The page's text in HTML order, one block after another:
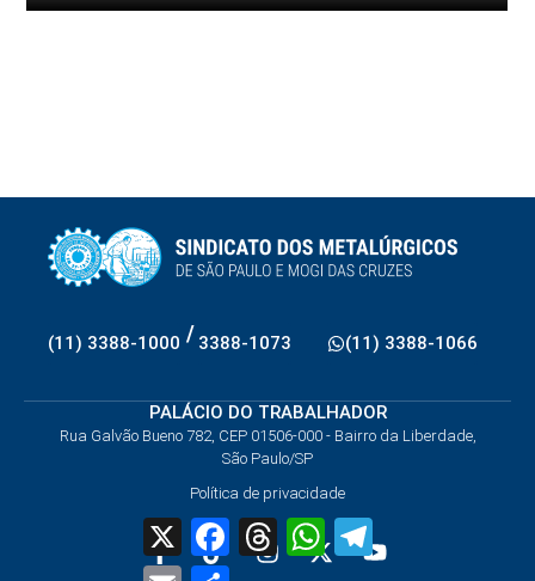
(11) 3388-1000 / 3388-1073 (11) 3388-1066
PALÁCIO DO TRABALHADOR
Rua Galvão Bueno 782, CEP 01506-000 - Bairro da Liberdade,
São Paulo/SP
Política de privacidade
X FacebookThreadsWhatsApp
Email